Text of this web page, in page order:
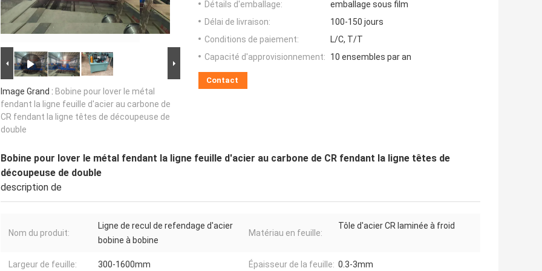
Image Grand : Bobine pour lover le métal
fendant la ligne feuille d'acier au carbone de
CR fendant la ligne têtes de découpeuse de
double
Détails d'emballage:
emballage sous film
Délai de livraison:
100-150 jours
Conditions de paiement:
L/C, T/T
Capacité d'approvisionnement:
10 ensembles par an
Contact
Bobine pour lover le métal fendant la ligne feuille d'acier au carbone de CR fendant la ligne têtes de
découpeuse de double
description de
Nom du produit:
Ligne de recul de refendage d'acier
bobine à bobine
Matériau en feuille:
Tôle d'acier CR laminée à froid
Largeur de feuille: 300-1600mm Épaisseur de la feuille: 0.3-3mm